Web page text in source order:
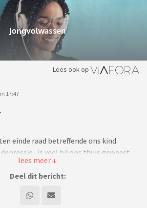
Jongvolwassen
Lees ook op
17:47
einde raad betreffende ons kind.
is veel bij ons thuis geweest.
geregeld. Dat is er geweest, maar ze
Heeft met iedereen gebroken.
we via de huurbaas, want wij zijn sinds
Deel dit bericht: